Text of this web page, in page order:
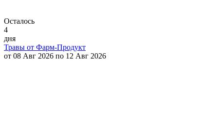
Осталось
4
дня
Травы от Фарм-Продукт
от 08 Авг 2026 по 12 Авг 2026